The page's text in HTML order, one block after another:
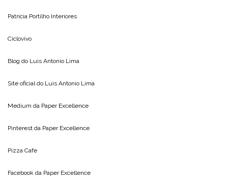
Patricia Portilho Interiores
Ciclovivo
Blog do Luis Antonio Lima
Site oficial do Luis Antonio Lima
Medium da Paper Excellence
Pinterest da Paper Excellence
Pizza Cafe
Facebook da Paper Excellence